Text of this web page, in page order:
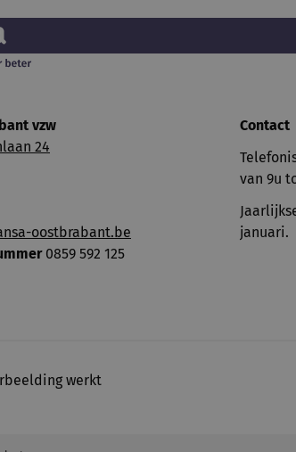
vzw
24
oostbrabant.be
0859 592 125
Contact
van 9u
januari.